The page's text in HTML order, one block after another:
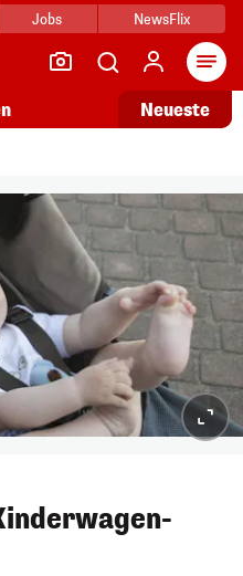
Jobs NewsFlix
Neueste